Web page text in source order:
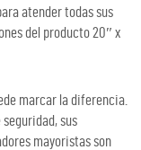
atender todas sus
del producto 20″ x
marcar la diferencia.
sus
mayoristas son